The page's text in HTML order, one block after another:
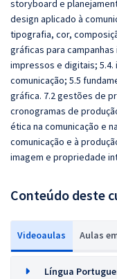
storyboard e
design aplicado à
tipografia, cor,
gráficas para
impressos e digitais;
comunicação; 5.5
gráfica. 7.2 gestões de
cronogramas de
ética na comunicação e
comunicação e à
imagem e propriedade
Conteúdo deste
Videoaulas Aulas
Língua